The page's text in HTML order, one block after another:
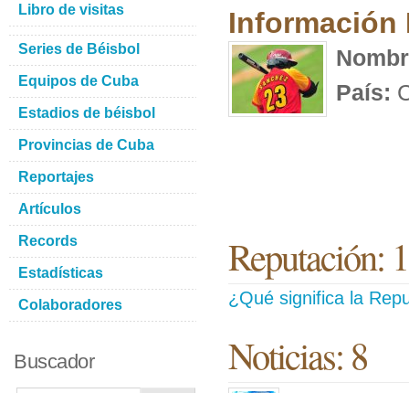
Información
País:
Reputación:
¿Qué significa la
Noticias: 8
Libro de visitas
Series de Béisbol
Equipos de Cuba
Estadios de béisbol
Provincias de Cuba
Reportajes
Artículos
Records
Estadísticas
Colaboradores
Buscador